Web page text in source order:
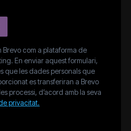
Brevo com a plataforma de
En enviar aquest formulari,
que les dades personals que
es transferiran a Brevo
processi, d’acord amb la seva
privacitat.